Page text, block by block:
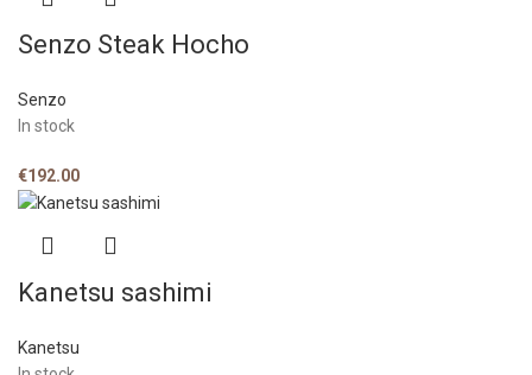
Senzo Steak Hocho
Senzo
In stock
€192.00
Kanetsu sashimi
Kanetsu